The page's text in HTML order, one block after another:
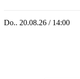
Do.. 20.08.26 / 14:00